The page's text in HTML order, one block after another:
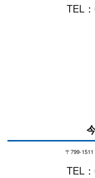
TEL
〒799-
TEL